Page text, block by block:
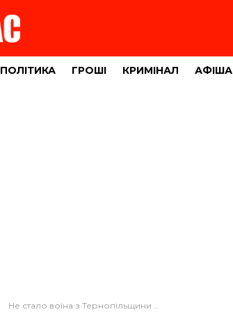
ПОЛІТИКА ГРОШІ КРИМІНАЛ АФІША
Не стало воїна з Тернопільщини Володимира Леськіва (ФОТО)